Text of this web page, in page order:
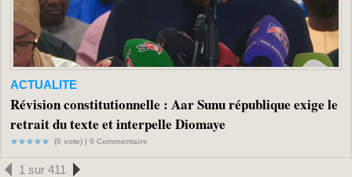
ACTUALITE
Révision constitutionnelle : Aar Sunu république exige le
retrait du texte et interpelle Diomaye
(0 vote) | 0 Commentaire
1 sur 411